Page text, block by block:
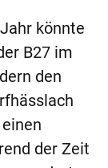
könnte
B27 im
den
der Zeit